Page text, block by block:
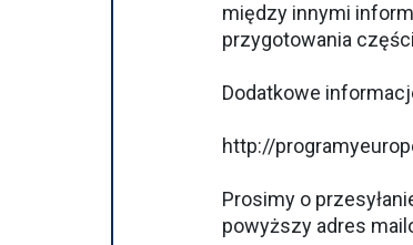
między innymi
przygotowania
Dodatkowe
http://
Prosimy o
powyższy adres